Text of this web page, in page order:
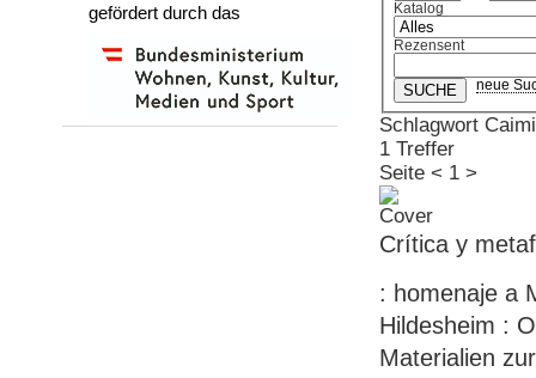
Katalog
Rezensent
neue
Schlagwort
1 Treffer
Seite < 1 >
Crítica y
: homenaje a
Hildesheim :
Materialien
gefördert durch das